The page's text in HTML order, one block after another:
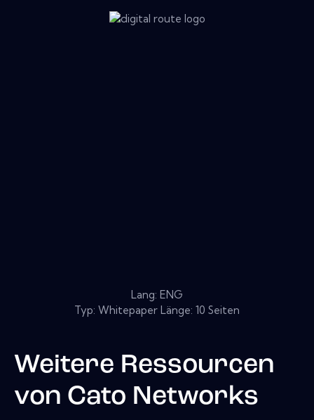
Lang: ENG
Typ: Whitepaper Länge: 10 Seiten
Weitere Ressourcen
von Cato Networks